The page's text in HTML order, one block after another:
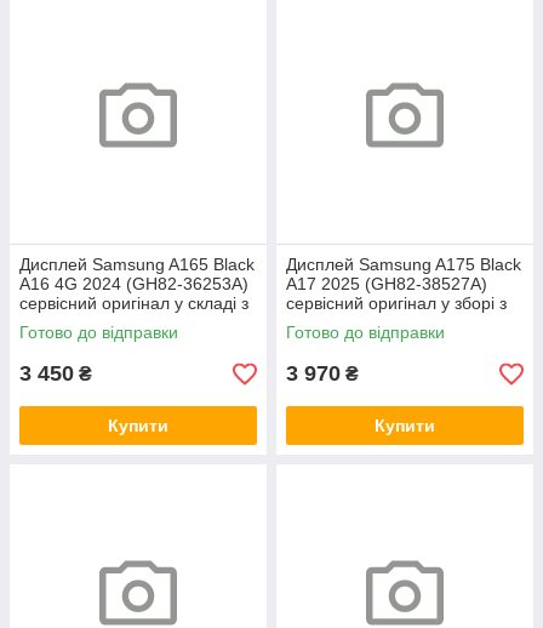
Дисплей Samsung A165 Black
A16 4G 2024 (GH82-36253A)
сервісний оригінал у складі з
рамкою
Готово до відправки
3 450 ₴
Купити
Дисплей Samsung A175 Black
A17 2025 (GH82-38527A)
сервісний оригінал у зборі з
рамкою
Готово до відправки
3 970 ₴
Купити